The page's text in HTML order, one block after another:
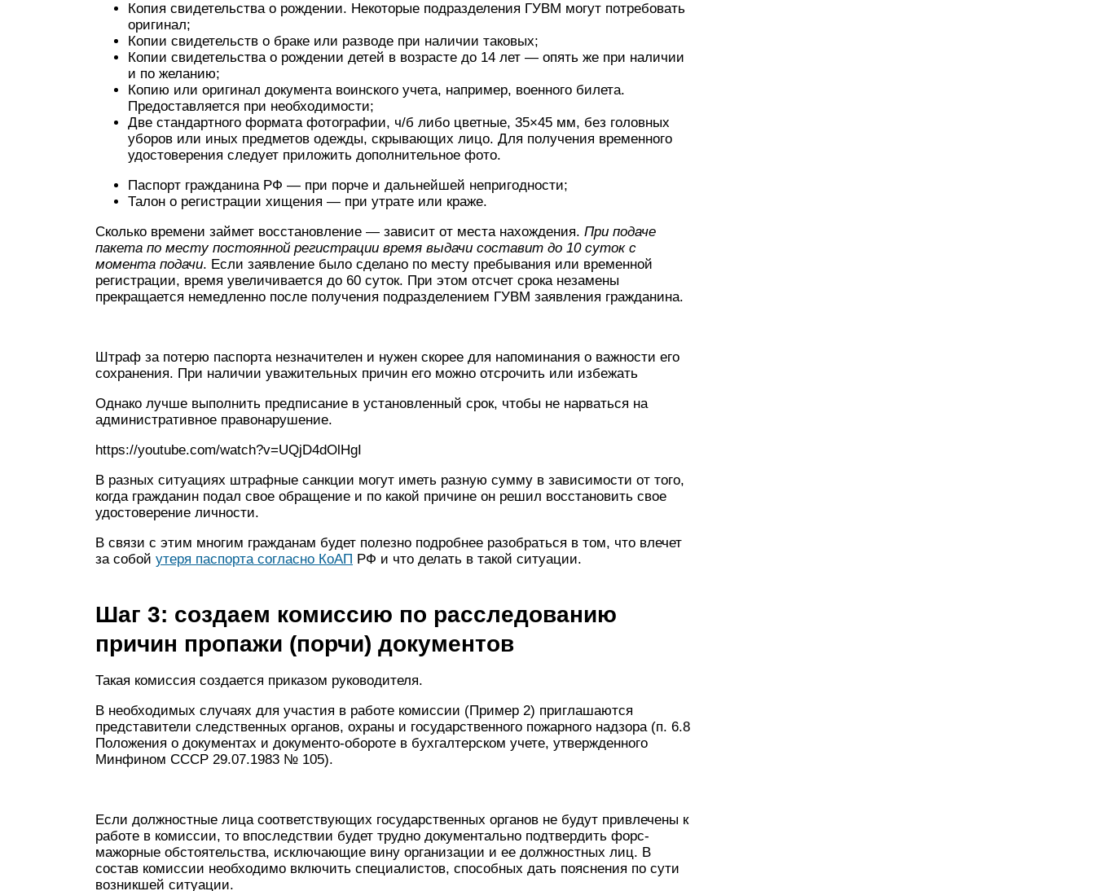
Копия свидетельства о рождении. Некоторые подразделения ГУВМ могут потребовать
оригинал;
Копии свидетельств о браке или разводе при наличии таковых;
Копии свидетельства о рождении детей в возрасте до 14 лет — опять же при наличии
и по желанию;
Копию или оригинал документа воинского учета, например, военного билета.
Предоставляется при необходимости;
Две стандартного формата фотографии, ч/б либо цветные, 35×45 мм, без головных
уборов или иных предметов одежды, скрывающих лицо. Для получения временного
удостоверения следует приложить дополнительное фото.
Паспорт гражданина РФ — при порче и дальнейшей непригодности;
Талон о регистрации хищения — при утрате или краже.
Сколько времени займет восстановление — зависит от места нахождения. При подаче
пакета по месту постоянной регистрации время выдачи составит до 10 суток с
момента подачи. Если заявление было сделано по месту пребывания или временной
регистрации, время увеличивается до 60 суток. При этом отсчет срока незамены
прекращается немедленно после получения подразделением ГУВМ заявления гражданина.
Штраф за потерю паспорта незначителен и нужен скорее для напоминания о важности его
сохранения. При наличии уважительных причин его можно отсрочить или избежать
Однако лучше выполнить предписание в установленный срок, чтобы не нарваться на
административное правонарушение.
https://youtube.com/watch?v=UQjD4dOlHgI
В разных ситуациях штрафные санкции могут иметь разную сумму в зависимости от того,
когда гражданин подал свое обращение и по какой причине он решил восстановить свое
удостоверение личности.
В связи с этим многим гражданам будет полезно подробнее разобраться в том, что влечет
за собой утеря паспорта согласно КоАП РФ и что делать в такой ситуации.
Шаг 3: создаем комиссию по расследованию
причин пропажи (порчи) документов
Такая комиссия создается приказом руководителя.
В необходимых случаях для участия в работе комиссии (Пример 2) приглашаются
представители следственных органов, охраны и государственного пожарного надзора (п. 6.8
Положения о документах и документо-обороте в бухгалтерском учете, утвержденного
Минфином СССР 29.07.1983 № 105).
Если должностные лица соответствующих государственных органов не будут привлечены к
работе в комиссии, то впоследствии будет трудно документально подтвердить форс-
мажорные обстоятельства, исключающие вину организации и ее должностных лиц. В
состав комиссии необходимо включить специалистов, способных дать пояснения по сути
возникшей ситуации.